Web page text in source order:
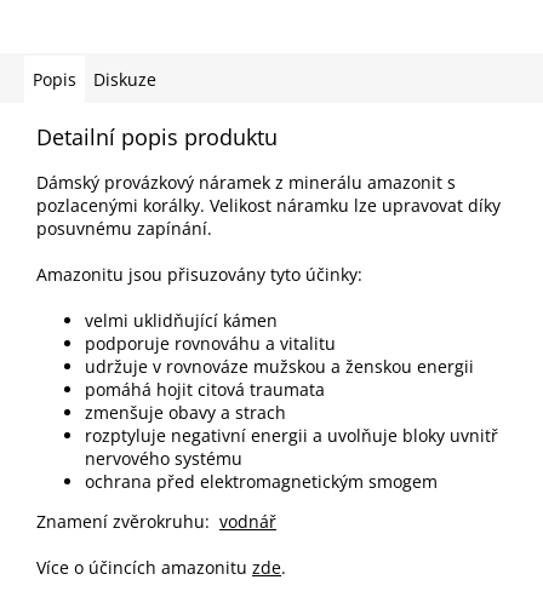
Popis Diskuze
Detailní popis produktu
Dámský provázkový náramek z minerálu amazonit s
pozlacenými korálky. Velikost náramku lze upravovat díky
posuvnému zapínání.
Amazonitu jsou přisuzovány tyto účinky:
velmi uklidňující kámen
podporuje rovnováhu a vitalitu
udržuje v rovnováze mužskou a ženskou energii
pomáhá hojit citová traumata
zmenšuje obavy a strach
rozptyluje negativní energii a uvolňuje bloky uvnitř
nervového systému
ochrana před elektromagnetickým smogem
Znamení zvěrokruhu: vodnář
Více o účincích amazonitu zde.